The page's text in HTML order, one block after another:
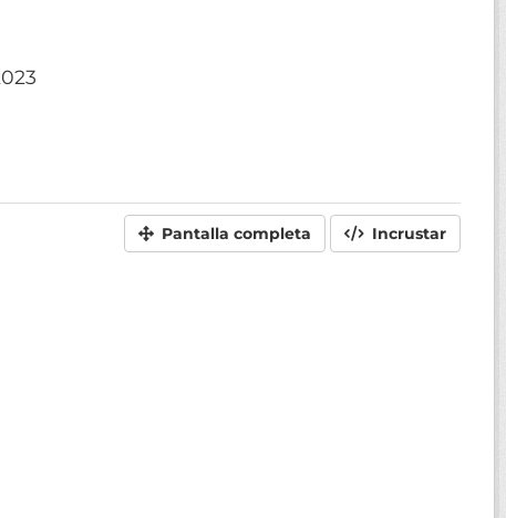
Pantalla completa Incrustar